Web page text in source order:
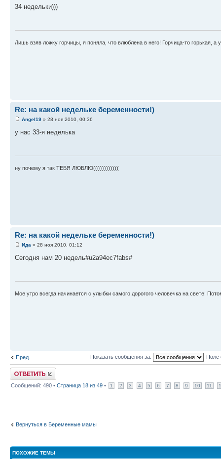
34 недельки)))
Лишь взяв ложку горчицы, я поняла, что влюблена в него! Горчица-то горькая, а
Re: на какой недельке беременности!)
Angel19 » 28 ноя 2010, 00:36
у нас 33-я неделька
ну почему я так ТЕБЯ ЛЮБЛЮ(((((((((((((
Re: на какой недельке беременности!)
Ида » 28 ноя 2010, 01:12
Сегодня нам 20 недель#u2a94ec7fabs#
Мое утро всегда начинается с улыбки самого дорогого человечка на свете!
Пред. Показать сообщения за: Поле
Ответить
Сообщений: 490 • Страница 18 из 49 • 1 2 3 4 5 6 7 8 9 10 11
Вернуться в Беременные мамы
ПОХОЖИЕ ТЕМЫ